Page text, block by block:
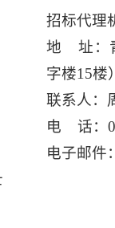
招标代理
地 址：
字楼15楼
联系人：
电 话：
电子邮件